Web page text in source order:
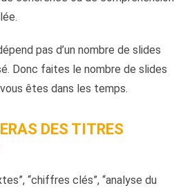
pas d’un nombre de slides
Donc faites le nombre de slides
êtes dans les temps.
DES TITRES
“chiffres clés”, “analyse du